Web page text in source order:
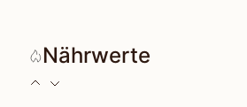
Nährwerte